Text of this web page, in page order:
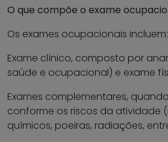
O que compõe o exame
Os exames ocupacionais incluem:
Exame clínico, composto por
saúde e ocupacional) e exame
Exames complementares,
conforme os riscos da atividade
químicos, poeiras, radiações,